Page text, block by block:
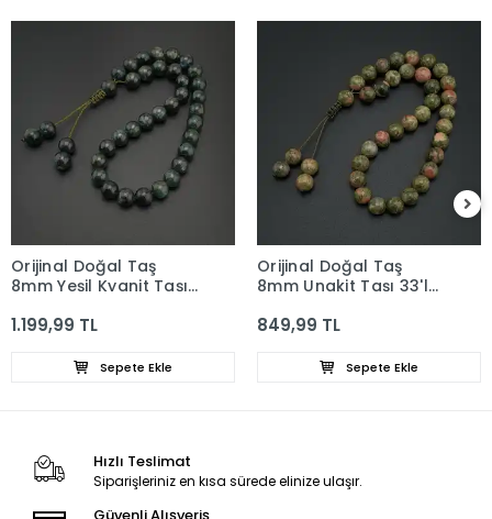
Orijinal Doğal Taş
8mm Yeşil Kyanit Taşı
Hediye, El Yapımı
1.199,99 TL
Sepete Ekle
Orijinal Doğal Taş
8mm Unakit Taşı 33'lü
Yapımı Tesbih
849,99 TL
Sepete Ekle
Hızlı Teslimat
Siparişleriniz en kısa sürede elinize ulaşır.